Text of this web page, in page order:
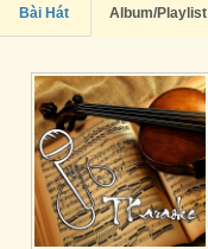
Bài Hát Album/Playlist